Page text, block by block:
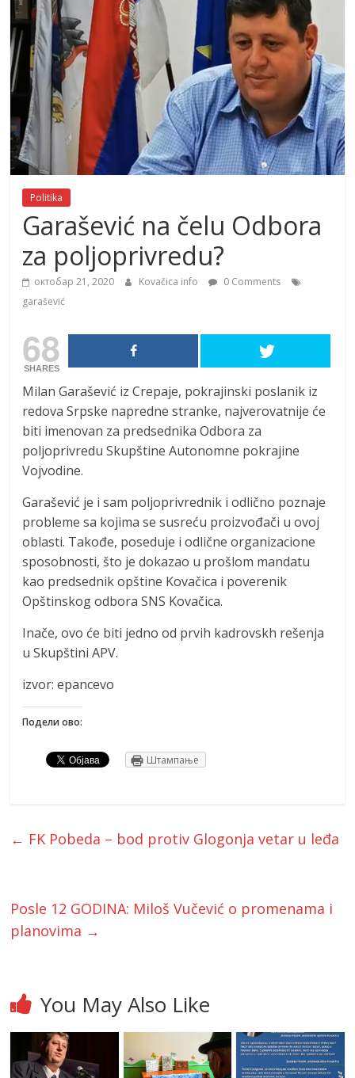
Politika
Garašević na čelu Odbora
za poljoprivredu?
октобар 21, 2020 Kovačica info
0 Comments
garašević
68
SHARES
Milan Garašević iz Crepaje, pokrajinski poslanik iz
redova Srpske napredne stranke, najverovatnije će
biti imenovan za predsednika Odbora za
poljoprivredu Skupštine Autonomne pokrajine
Vojvodine.
Garašević je i sam poljoprivrednik i odlično poznaje
probleme sa kojima se susreću proizvođači u ovoj
oblasti. Takođe, poseduje i odlične organizacione
sposobnosti, što je dokazao u prošlom mandatu
kao predsednik opštine Kovačica i poverenik
Opštinskog odbora SNS Kovačica.
Inače, ovo će biti jedno od prvih kadrovskh rešenja
u Skupštini APV.
izvor: epancevo
Подели ово:
Штампање
← FK Pobeda – bod protiv Glogonja vetar u leđa
Posle 12 GODINA: Miloš Vučević o promenama i
planovima →
You May Also Like